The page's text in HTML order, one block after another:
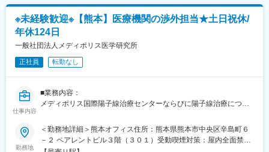
■業務内容：
製薬企業や治験実施施設(病院)に対し、治験実施のための各種折衝
や環境整備支援、事務業務などを担当していただきます。治験開
始の準備・開始・終了までのプロセスを推進頂きます。
■具体的には…：
・社内や社外の関係者との交渉・相談
・治験に関する事務的業務の全体支援
■魅力情報：
この業務は医療機関への渉外・折衝が主な目的なので、法人営業
職とは違って個人ノルマや目標はありません。その代わり、チー
※未経験歓迎※【熊本】医療機関の渉外担当★土日祝休/
年休124日
一般社団法人メディポリス医学研究所
正社員 転勤なし
仕事内容
■業務内容：
メディポリス国際陽子線治療センターならびに陽子線治療につい
療に関する事務的相談）をお任せいたします。
■当法人について
勤務地
＜勤務地詳細＞熊本オフィス住所：熊本県熊本市中央区辛島町６
－２ ペアレントビル３階（３０１）受動喫煙対策：屋内全面禁煙